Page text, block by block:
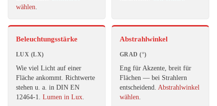
wählen.
Beleuchtungsstärke
LUX (LX)
Wie viel Licht auf einer
Fläche ankommt. Richtwerte
stehen u. a. in DIN EN
12464-1. Lumen in Lux.
Abstrahlwinkel
GRAD (°)
Eng für Akzente, breit für
Flächen — bei Strahlern
entscheidend. Abstrahlwinkel
wählen.